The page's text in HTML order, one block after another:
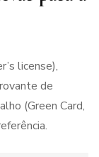
license),
de
(Green Card,